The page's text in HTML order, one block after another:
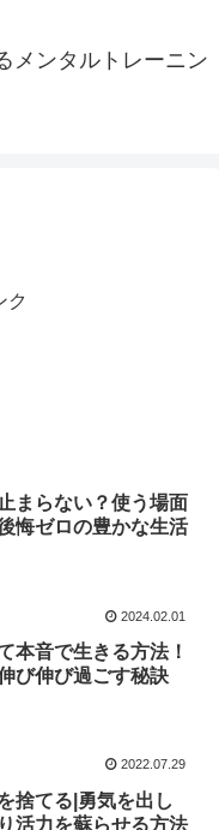
メンタルトレーニン
ク
まらない？使う場面
悔ゼロの豊かな生活
2024.02.01
本音で生きる方法！
び伸び過ごす秘訣
2022.07.29
捨てる|勇気を出し
活力を蘇らせる方法